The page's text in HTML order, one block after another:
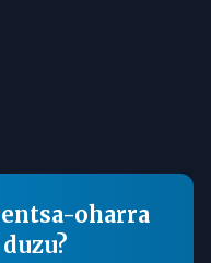
oharra